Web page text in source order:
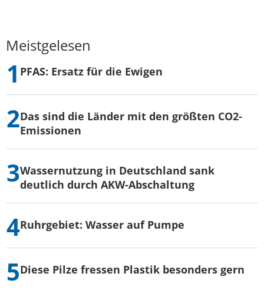
Meistgelesen
PFAS: Ersatz für die Ewigen
Das sind die Länder mit den größten CO2-
Emissionen
Wassernutzung in Deutschland sank
deutlich durch AKW-Abschaltung
Ruhrgebiet: Wasser auf Pumpe
Diese Pilze fressen Plastik besonders gern